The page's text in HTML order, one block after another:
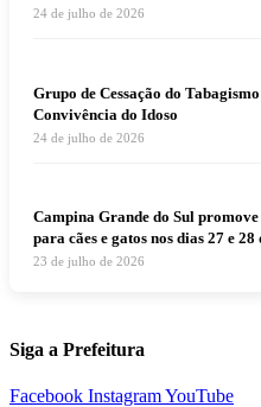
24 de julho de 2026
Grupo de Cessação do
Convivência do Idoso
24 de julho de 2026
Campina Grande do Sul
para cães e gatos nos dias 27 e 28
23 de julho de 2026
Siga a Prefeitura
Facebook InstagramYouTube